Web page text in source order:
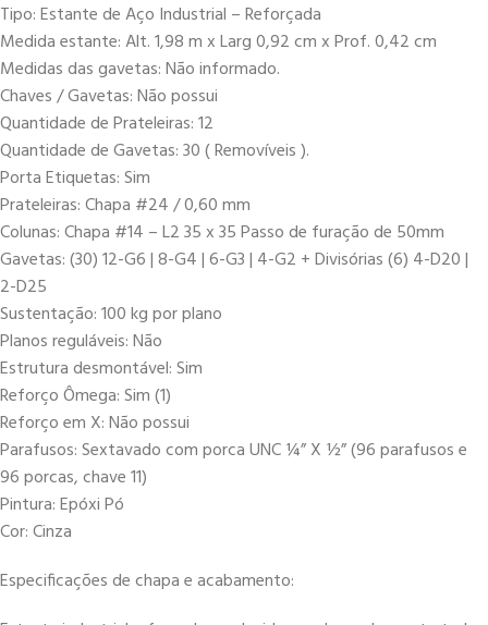
Tipo: Estante de Aço Industrial – Reforçada
Medida estante: Alt. 1,98 m x Larg 0,92 cm x Prof. 0,42 cm
Medidas das gavetas: Não informado.
Chaves / Gavetas: Não possui
Quantidade de Prateleiras: 12
Quantidade de Gavetas: 30 ( Removíveis ).
Porta Etiquetas: Sim
Prateleiras: Chapa #24 / 0,60 mm
Colunas: Chapa #14 – L2 35 x 35 Passo de furação de 50mm
Gavetas: (30) 12-G6 | 8-G4 | 6-G3 | 4-G2 + Divisórias (6) 4-D20 |
2-D25
Sustentação: 100 kg por plano
Planos reguláveis: Não
Estrutura desmontável: Sim
Reforço Ômega: Sim (1)
Reforço em X: Não possui
Parafusos: Sextavado com porca UNC ¼” X ½” (96 parafusos e
96 porcas, chave 11)
Pintura: Epóxi Pó
Cor: Cinza
Especificações de chapa e acabamento: